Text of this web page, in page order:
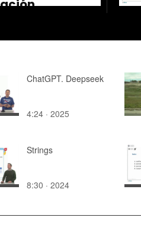
ChatGPT. Deepseek
4:24 · 2025
Strings
8:30 · 2024